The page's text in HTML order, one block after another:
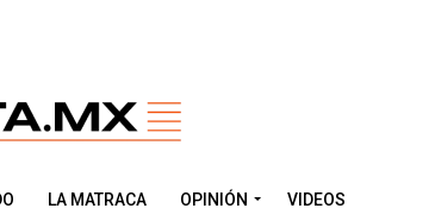
LA MATRACA OPINIÓN VIDEOS